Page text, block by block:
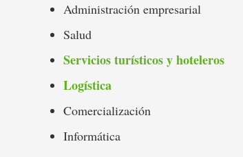
Administración empresarial
Salud
Servicios turísticos y hoteleros
Logística
Comercialización
Informática